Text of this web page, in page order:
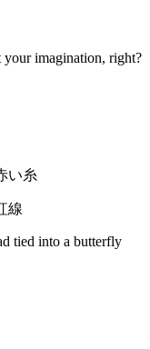
your imagination, right?
い糸
線
tied into a butterfly